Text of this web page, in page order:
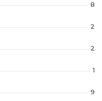
8
2
2
1
9